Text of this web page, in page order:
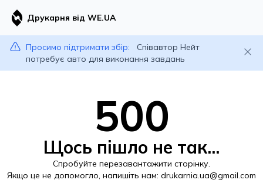
Друкарня від WE.UA
Просимо підтримати збір:
Співавтор Нейт
потребує авто для виконання завдань
500
Щось пішло не так...
Спробуйте перезавантажити сторінку.
Якщо це не допомогло, напишіть нам: drukarnia.ua@gmail.com